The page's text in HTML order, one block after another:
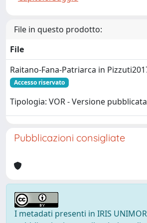
File in questo prodotto:
File
Raitano-Fana-Patriarca in
Accesso riservato
Tipologia: VOR - Versione
Pubblicazioni consigliate
I metadati presenti in IRIS